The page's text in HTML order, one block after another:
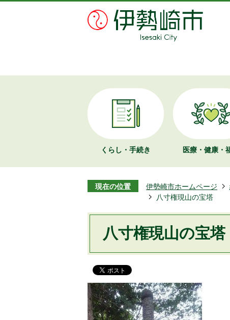
くらし・手続き 医療・健康・
現在の位置 伊勢崎市ホームページ
八寸権現山の宝塔
八寸権現山の宝塔